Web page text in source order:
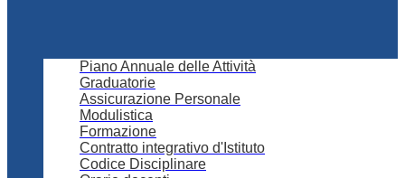
Piano Annuale delle Attività
Graduatorie
Assicurazione Personale
Modulistica
Formazione
Contratto integrativo d'Istituto
Codice Disciplinare